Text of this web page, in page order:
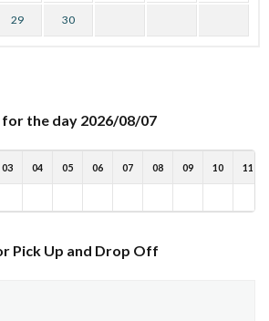
29 30
the day 2026/08/07
03 04 05 06 07 08 09 10 11
Pick Up and Drop Off